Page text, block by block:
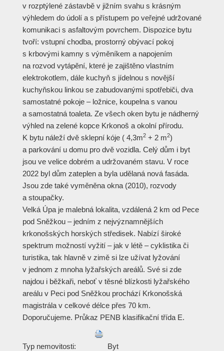
v rozptýlené zástavbě v jižním svahu s krásným
výhledem do údolí a s přístupem po veřejné udržované
komunikaci s asfaltovým povrchem. Dispozice bytu
tvoří: vstupní chodba, prostorný obývací pokoj
s krbovými kamny s výměníkem a napojením
na rozvod vytápění, které je zajištěno vlastním
elektrokotlem, dále kuchyň s jídelnou s novější
kuchyňskou linkou se zabudovanými spotřebiči, dva
samostatné pokoje – ložnice, koupelna s vanou
a samostatná toaleta. Ze všech oken bytu je nádherný
výhled na zelené kopce Krkonoš a okolní přírodu.
K bytu náleží dvě sklepní kóje ( 4,3m2 + 2 m2)
a parkování u domu pro dvě vozidla. Celý dům i byt
jsou ve velice dobrém a udržovaném stavu. V roce
2022 byl dům zateplen a byla udělaná nová fasáda.
Jsou zde také vyměněna okna (2010), rozvody
a stoupačky.
Velká Úpa je malebná lokalita, vzdálená 2 km od Pece
pod Sněžkou – jedním z nejvýznamnějších
krkonošských horských středisek. Nabízí široké
spektrum možností vyžití – jak v létě – cyklistika či
turistika, tak hlavně v zimě si lze užívat lyžování
v jednom z mnoha lyžařských areálů. Své si zde
najdou i běžkaři, neboť v těsné blízkosti lyžařského
areálu v Peci pod Sněžkou prochází Krkonošská
magistrála v celkové délce přes 70 km.
Doporučujeme. Průkaz PENB klasifikační třída E.
Typ nemovitosti:
Byt